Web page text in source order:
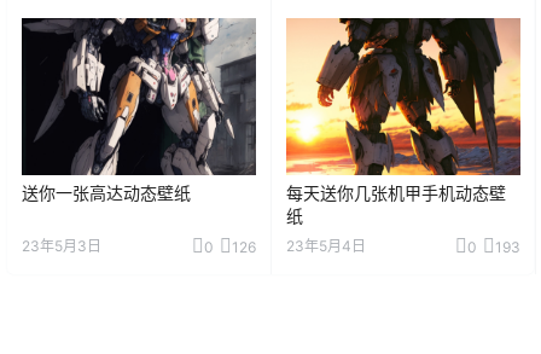
送你一张高达动态壁纸
23年5月3日 0 126
每天送你几张机甲手机动态壁
纸
23年5月4日 0 193